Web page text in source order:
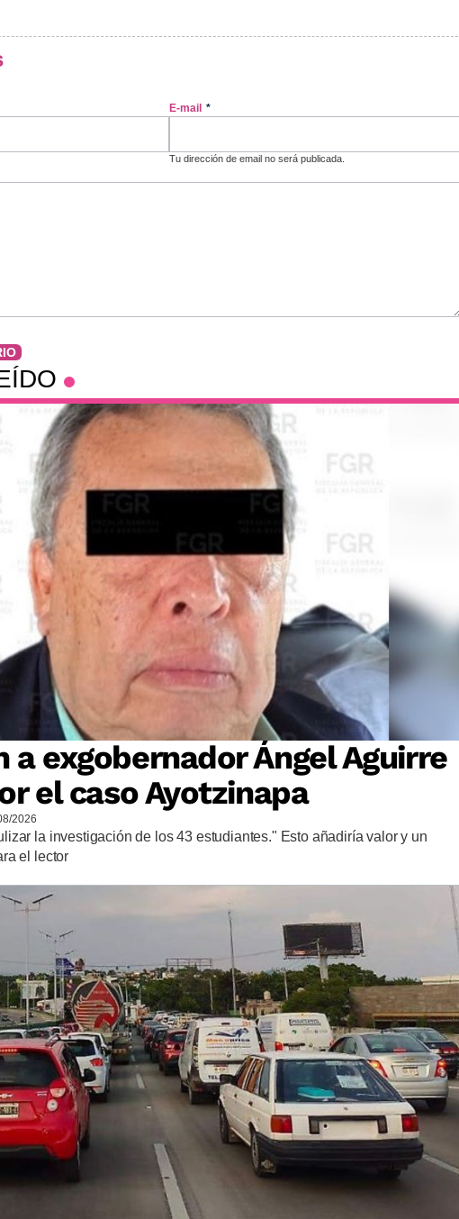
E-mail *
Tu dirección de email no será publicada.
a exgobernador Ángel Aguirre
el caso Ayotzinapa
2026
la investigación de los 43 estudiantes." Esto añadiría valor y un
el lector